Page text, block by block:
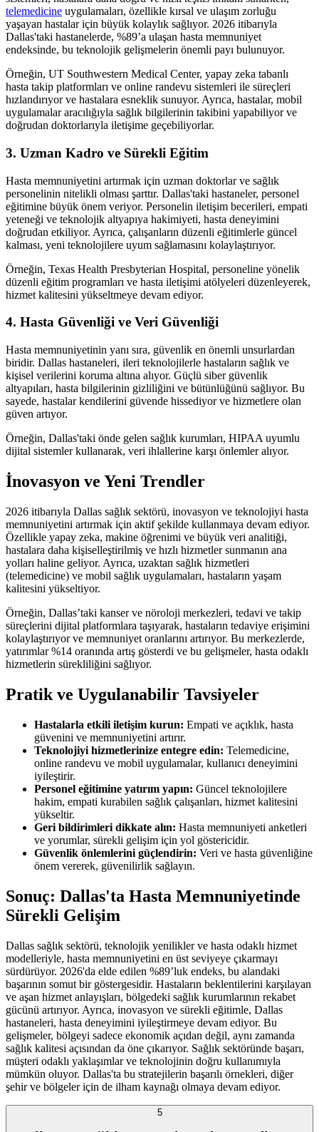
telemedicine uygulamaları, özellikle kırsal ve ulaşım zorluğu
yaşayan hastalar için büyük kolaylık sağlıyor. 2026 itibarıyla
Dallas'taki hastanelerde, %89’a ulaşan hasta memnuniyet
endeksinde, bu teknolojik gelişmelerin önemli payı bulunuyor.
Örneğin, UT Southwestern Medical Center, yapay zeka tabanlı
hasta takip platformları ve online randevu sistemleri ile süreçleri
hızlandırıyor ve hastalara esneklik sunuyor. Ayrıca, hastalar, mobil
uygulamalar aracılığıyla sağlık bilgilerinin takibini yapabiliyor ve
doğrudan doktorlarıyla iletişime geçebiliyorlar.
3. Uzman Kadro ve Sürekli Eğitim
Hasta memnuniyetini artırmak için uzman doktorlar ve sağlık
personelinin nitelikli olması şarttır. Dallas'taki hastaneler, personel
eğitimine büyük önem veriyor. Personelin iletişim becerileri, empati
yeteneği ve teknolojik altyapıya hakimiyeti, hasta deneyimini
doğrudan etkiliyor. Ayrıca, çalışanların düzenli eğitimlerle güncel
kalması, yeni teknolojilere uyum sağlamasını kolaylaştırıyor.
Örneğin, Texas Health Presbyterian Hospital, personeline yönelik
düzenli eğitim programları ve hasta iletişimi atölyeleri düzenleyerek,
hizmet kalitesini yükseltmeye devam ediyor.
4. Hasta Güvenliği ve Veri Güvenliği
Hasta memnuniyetinin yanı sıra, güvenlik en önemli unsurlardan
biridir. Dallas hastaneleri, ileri teknolojilerle hastaların sağlık ve
kişisel verilerini koruma altına alıyor. Güçlü siber güvenlik
altyapıları, hasta bilgilerinin gizliliğini ve bütünlüğünü sağlıyor. Bu
sayede, hastalar kendilerini güvende hissediyor ve hizmetlere olan
güven artıyor.
Örneğin, Dallas'taki önde gelen sağlık kurumları, HIPAA uyumlu
dijital sistemler kullanarak, veri ihlallerine karşı önlemler alıyor.
İnovasyon ve Yeni Trendler
2026 itibarıyla Dallas sağlık sektörü, inovasyon ve teknolojiyi hasta
memnuniyetini artırmak için aktif şekilde kullanmaya devam ediyor.
Özellikle yapay zeka, makine öğrenimi ve büyük veri analitiği,
hastalara daha kişiselleştirilmiş ve hızlı hizmetler sunmanın ana
yolları haline geliyor. Ayrıca, uzaktan sağlık hizmetleri
(telemedicine) ve mobil sağlık uygulamaları, hastaların yaşam
kalitesini yükseltiyor.
Örneğin, Dallas’taki kanser ve nöroloji merkezleri, tedavi ve takip
süreçlerini dijital platformlara taşıyarak, hastaların tedaviye erişimini
kolaylaştırıyor ve memnuniyet oranlarını artırıyor. Bu merkezlerde,
yatırımlar %14 oranında artış gösterdi ve bu gelişmeler, hasta odaklı
hizmetlerin sürekliliğini sağlıyor.
Pratik ve Uygulanabilir Tavsiyeler
Hastalarla etkili iletişim kurun: Empati ve açıklık, hasta
güvenini ve memnuniyetini artırır.
Teknolojiyi hizmetlerinize entegre edin: Telemedicine,
online randevu ve mobil uygulamalar, kullanıcı deneyimini
iyileştirir.
Personel eğitimine yatırım yapın: Güncel teknolojilere
hakim, empati kurabilen sağlık çalışanları, hizmet kalitesini
yükseltir.
Geri bildirimleri dikkate alın: Hasta memnuniyeti anketleri
ve yorumlar, sürekli gelişim için yol göstericidir.
Güvenlik önlemlerini güçlendirin: Veri ve hasta güvenliğine
önem vererek, güvenilirlik sağlayın.
Sonuç: Dallas'ta Hasta Memnuniyetinde
Sürekli Gelişim
Dallas sağlık sektörü, teknolojik yenilikler ve hasta odaklı hizmet
modelleriyle, hasta memnuniyetini en üst seviyeye çıkarmayı
sürdürüyor. 2026'da elde edilen %89’luk endeks, bu alandaki
başarının somut bir göstergesidir. Hastaların beklentilerini karşılayan
ve aşan hizmet anlayışları, bölgedeki sağlık kurumlarının rekabet
gücünü artırıyor. Ayrıca, inovasyon ve sürekli eğitimle, Dallas
hastaneleri, hasta deneyimini iyileştirmeye devam ediyor. Bu
gelişmeler, bölgeyi sadece ekonomik açıdan değil, aynı zamanda
sağlık kalitesi açısından da öne çıkarıyor. Sağlık sektöründe başarı,
müşteri odaklı yaklaşımlar ve teknolojinin doğru kullanımıyla
mümkün oluyor. Dallas'ta bu stratejilerin başarılı örnekleri, diğer
şehir ve bölgeler için de ilham kaynağı olmaya devam ediyor.
5